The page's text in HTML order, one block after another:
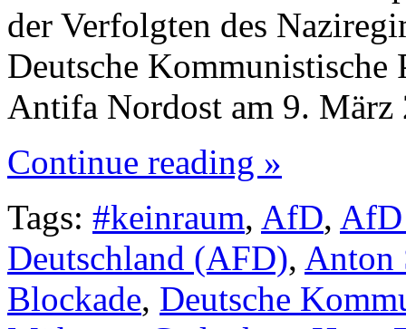
der Verfolgten des
Deutsche
Antifa Nordost am 9.
Continue reading »
Tags: #keinraum, AfD, AfD
Deutschland (AFD), Anton
Blockade, Deutsche